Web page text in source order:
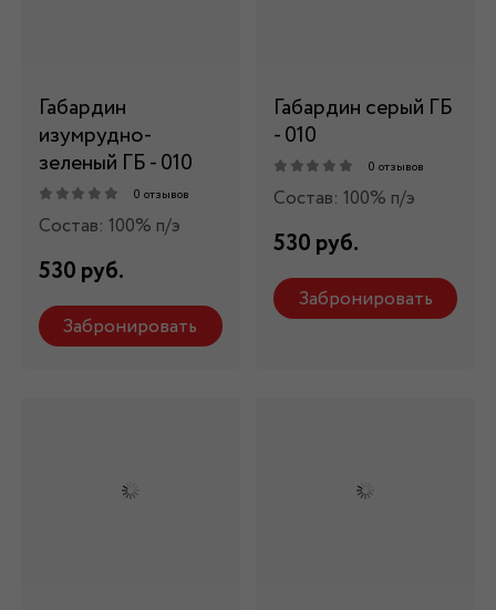
Габардин
изумрудно-
зеленый ГБ - 010
0 отзывов
Состав: 100% п/э
530 руб.
Забронировать
Габардин серый ГБ
- 010
0 отзывов
Состав: 100% п/э
530 руб.
Забронировать